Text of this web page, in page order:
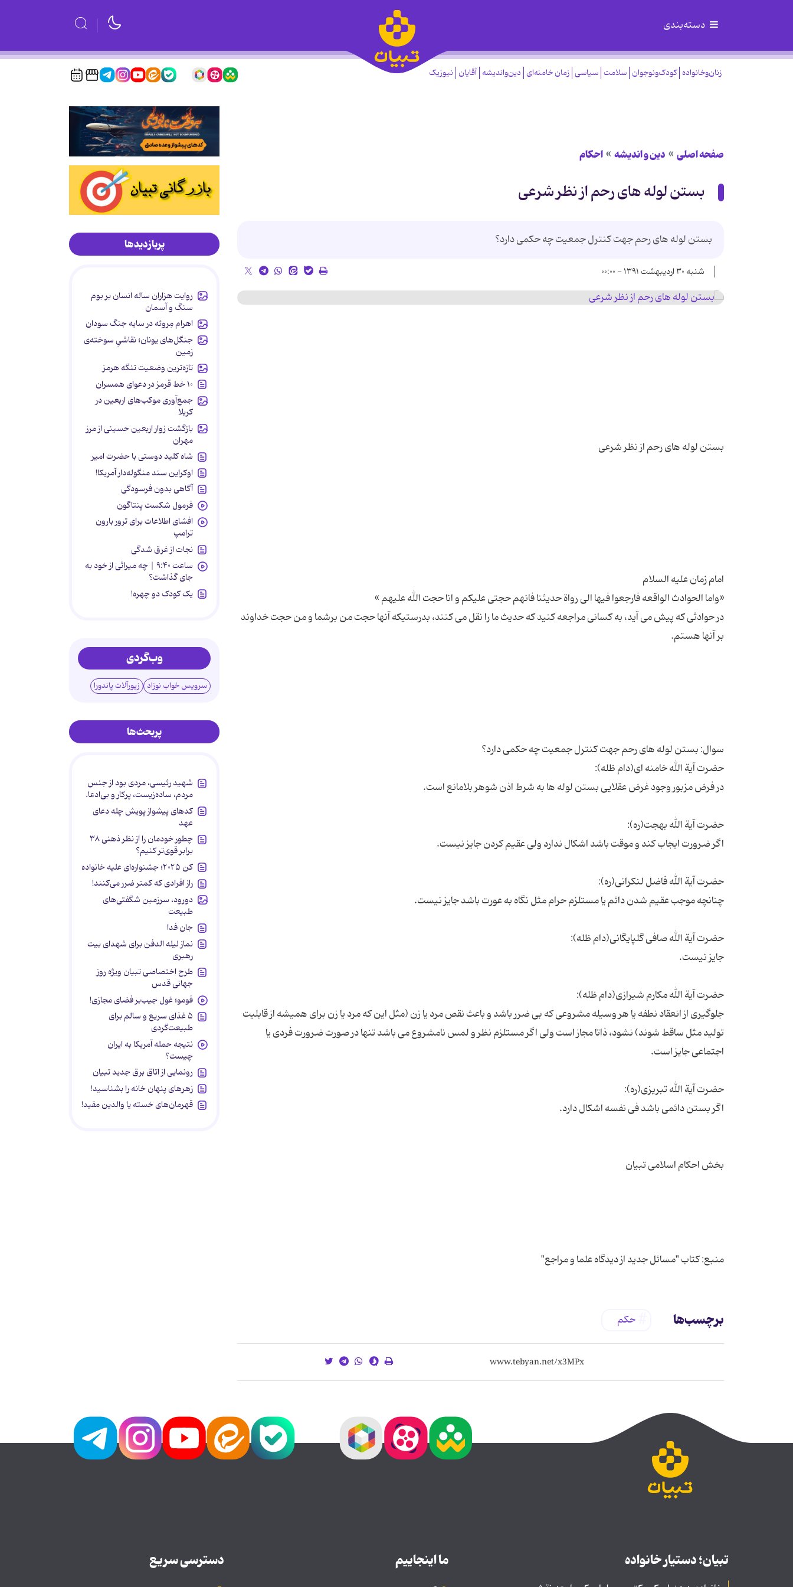
دسته‌بندی
زنان‌وخانواده کودک‌ونوجوان سلامت سیاسی زمان خامنه‌ای دین‌واندیشه آقایان نیوزیک
صفحه اصلی دین و اندیشه احکام
بستن لوله های رحم از نظر شرعی
بستن لوله های رحم جهت کنترل جمعیت چه حکمی دارد؟
شنبه ۳۰ اردیبهشت ۱۳۹۱ - ۰۰:۰۰
در حوادثی که پیش می آید، به کسانی مراجعه کنید که حدیث ما را نقل می کنند، بدرستیکه آنها حجت من برشما و من حجت خداوند
جلوگیری از انعقاد نطفه یا هر وسیله مشروعی که بی ضرر باشد و باعث نقص مرد یا زن (مثل این که مرد یا زن برای همیشه از قابلیت
تولید مثل ساقط شوند) نشود، ذاتا مجاز است ولی اگر مستلزم نظر و لمس نامشروع می باشد تنها در صورت ضرورت فردی یا
منبع: کتاب "مسائل جدید از دیدگاه علما و مراجع"
برچسب‌ها حکم
پربازدیدها
روایت هزاران ساله انسان بر بوم
سنگ و آسمان
اهرام مِروئه در سایه جنگ سودان
جنگل‌های یونان؛ نقاشیِ سوخته‌ی
زمین
تازه‌ترین وضعیت تنگه هرمز
۱۰ خط قرمز در دعوای همسران
جمع‌آوری موکب‌های اربعین در
کربلا
بازگشت زوار اربعین حسینی از مرز
مهران
شاه کلید دوستی با حضرت امیر
اوکراین سند منگوله‌دار آمریکا!
آگاهی بدون فرسودگی
فرمول شکست پنتاگون
افشای اطلاعات برای ترور بارون
ترامپ
نجات از غرق شدگی
ساعت ۹:۴۰ | چه میراثی از خود به
جای گذاشت؟
یک کودک دو چهره!
وب‌گردی
سرویس خواب نوزاد زیورآلات پاندورا
پربحث‌ها
شهید رئیسی، مردی بود از جنس
مردم، ساده‌زیست، پرکار و بی‌ادعا.
کدهای پیشواز پویش چله دعای
عهد
چطور خودمان را از نظر ذهنی ۳۸
برابر قوی‌تر کنیم؟
کن ۲۰۲۵؛ جشنواره‌ای علیه خانواده
راز افرادی که کمتر ضرر می‌کنند!
دورود، سرزمین شگفتی‌های
طبیعت
جان فدا
نماز لیله الدفن برای شهدای بیت
رهبری
طرح اختصاصی تبیان ویژه روز
جهانی قدس
فومو؛ غول جیب‌بر فضای مجازی!
۵ غذای سریع و سالم برای
طبیعت‌گردی
نتیجه حمله آمریکا به ایران
چیست؟
رونمایی از اتاق برق جدید تبیان
زهرهای پنهان خانه را بشناسید!
قهرمان‌های خسته یا والدین مفید!
تبیان؛ دستیار خانواده ما اینجاییم دسترسی سریع